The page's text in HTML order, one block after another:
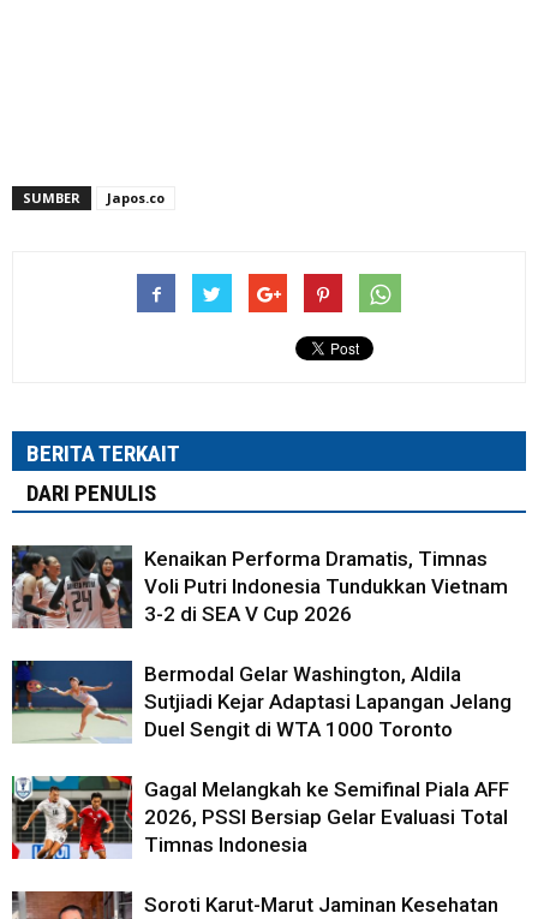
SUMBER Japos.co
BERITA TERKAIT
DARI PENULIS
Kenaikan Performa Dramatis, Timnas
Voli Putri Indonesia Tundukkan Vietnam
3-2 di SEA V Cup 2026
Bermodal Gelar Washington, Aldila
Sutjiadi Kejar Adaptasi Lapangan Jelang
Duel Sengit di WTA 1000 Toronto
Gagal Melangkah ke Semifinal Piala AFF
2026, PSSI Bersiap Gelar Evaluasi Total
Timnas Indonesia
Soroti Karut-Marut Jaminan Kesehatan